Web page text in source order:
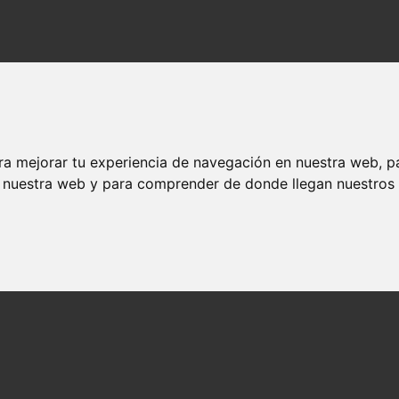
mejorar tu experiencia de navegación en nuestra web,
web y para comprender de donde llegan